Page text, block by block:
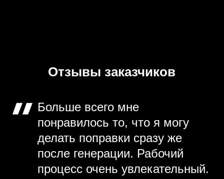
Отзывы заказчиков
Больше всего мне
понравилось то, что я могу
делать поправки сразу же
после генерации. Рабочий
процесс очень увлекательный.